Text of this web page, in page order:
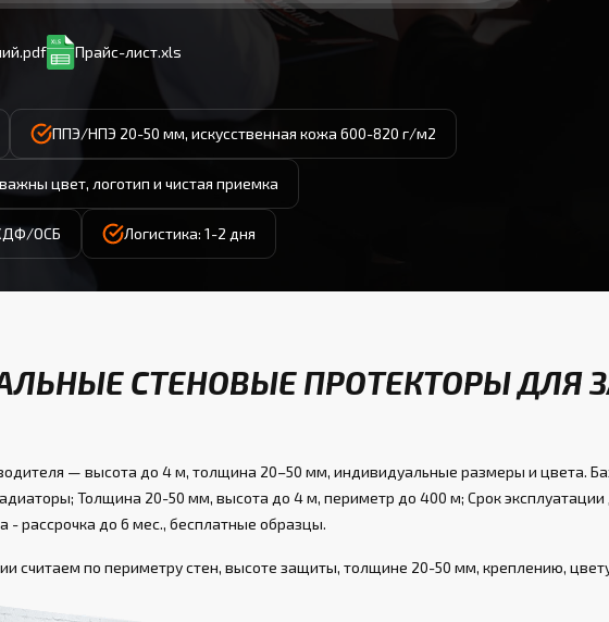
Прайс-лист.xls
ППЭ/НПЭ 20-50 мм, искусственная кожа 600-820 г/м2
цвет, логотип и чистая приемка
ОСБ Логистика: 1-2 дня
СТЕНОВЫЕ ПРОТЕКТОРЫ ДЛЯ
— высота до 4 м, толщина 20–50 мм, индивидуальные размеры и цвета.
Толщина 20-50 мм, высота до 4 м, периметр до 400 м; Срок
рассрочка до 6 мес., бесплатные образцы.
считаем по периметру стен, высоте защиты, толщине 20-50 мм, креплению,